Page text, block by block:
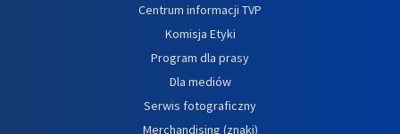
Centrum informacji TVP
Komisja Etyki
Program dla prasy
Dla mediów
Serwis fotograficzny
Merchandising (znaki)